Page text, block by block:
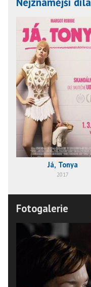
Já, Tonya
2017
Fotogalerie